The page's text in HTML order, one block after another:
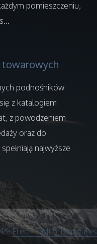
pomieszczeniu,
towarowych
podnośników
z katalogiem
z powodzeniem
oraz do
najwyższe
Free HTML5 Templates